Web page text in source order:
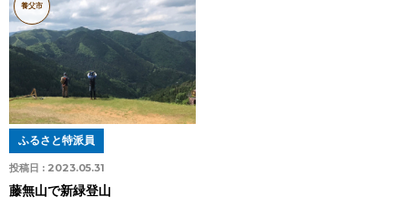
養父市
投稿日 : 2023.05.31
ふるさと特派員
藤無山で新緑登山